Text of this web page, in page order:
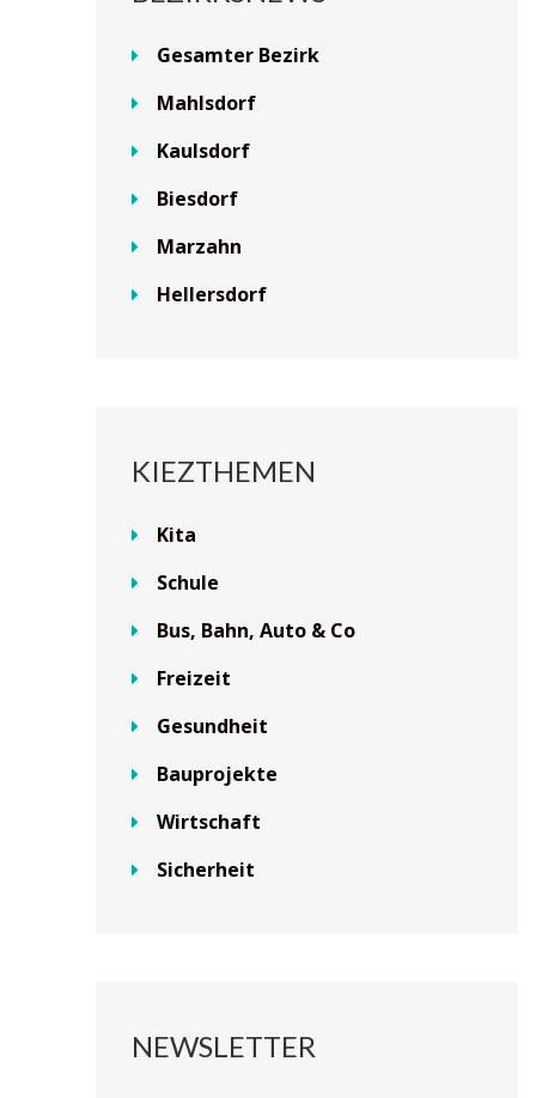
Gesamter Bezirk
Mahlsdorf
Kaulsdorf
Biesdorf
Marzahn
Hellersdorf
KIEZTHEMEN
Kita
Schule
Bus, Bahn, Auto & Co
Freizeit
Gesundheit
Bauprojekte
Wirtschaft
Sicherheit
NEWSLETTER